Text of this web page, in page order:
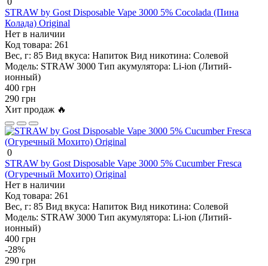
STRAW by Gost Disposable Vape 3000 5% Cocolada (Пина
Колада) Original
Нет в наличии
Код товара: 261
Вес, г: 85 Вид вкуса: Напиток Вид никотина: Солевой
Модель: STRAW 3000 Тип акумулятора: Li-ion (Литий-
ионный)
400 грн
290 грн
Хит продаж 🔥
0
STRAW by Gost Disposable Vape 3000 5% Cucumber Fresca
(Огуречный Мохито) Original
Нет в наличии
Код товара: 261
Вес, г: 85 Вид вкуса: Напиток Вид никотина: Солевой
Модель: STRAW 3000 Тип акумулятора: Li-ion (Литий-
ионный)
400 грн
-28%
290 грн